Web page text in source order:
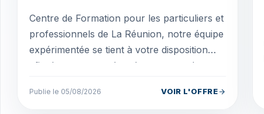
Centre de Formation pour les particuliers et
professionnels de La Réunion, notre équipe
expérimentée se tient à votre disposition
afin de mettre en place le parcours de
Publie le 05/08/2026 VOIR L'OFFRE